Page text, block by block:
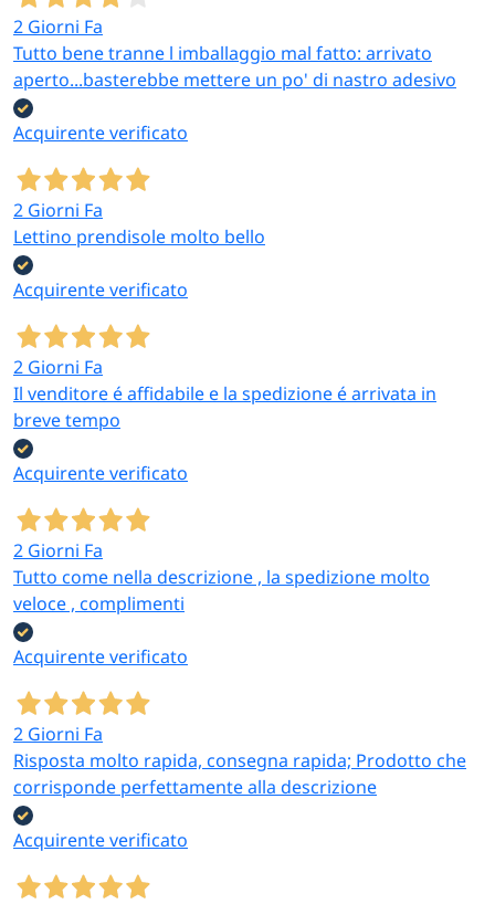
2 Giorni Fa
Tutto bene tranne l imballaggio mal fatto: arrivato
aperto...basterebbe mettere un po' di nastro adesivo
Acquirente verificato
2 Giorni Fa
Lettino prendisole molto bello
Acquirente verificato
2 Giorni Fa
Il venditore é affidabile e la spedizione é arrivata in
breve tempo
Acquirente verificato
2 Giorni Fa
Tutto come nella descrizione , la spedizione molto
veloce , complimenti
Acquirente verificato
2 Giorni Fa
Risposta molto rapida, consegna rapida; Prodotto che
corrisponde perfettamente alla descrizione
Acquirente verificato